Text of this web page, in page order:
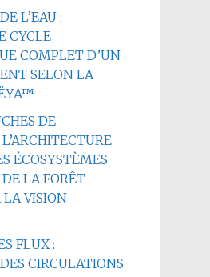
L’EAU :
CYCLE
COMPLET D’UN
SELON LA
DE
ÉCOSYSTÈMES
LA FORÊT
VISION
FLUX :
CIRCULATIONS